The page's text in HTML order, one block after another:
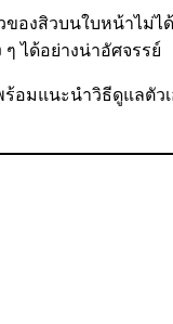
องสิวบนใบหน้าไม่ไ
ได้อย่างน่าอัศจรรย์
อมแนะนำวิธีดูแลตัว